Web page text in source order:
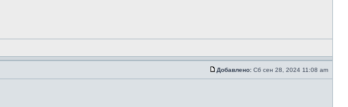
Добавлено: Сб сен 28, 2024 11:08 am